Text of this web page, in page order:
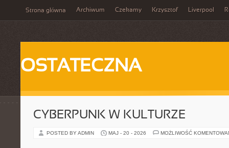
Strona główna Archiwum Czekamy Krzysztof Liverpool
OSTATECZNA
CYBERPUNK W KULTURZE
POSTED BY ADMIN MAJ - 20 - 2026 MOŻLIWOŚĆ